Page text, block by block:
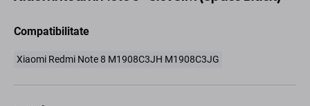
Compatibilitate
Xiaomi Redmi Note 8 M1908C3JH M1908C3JG